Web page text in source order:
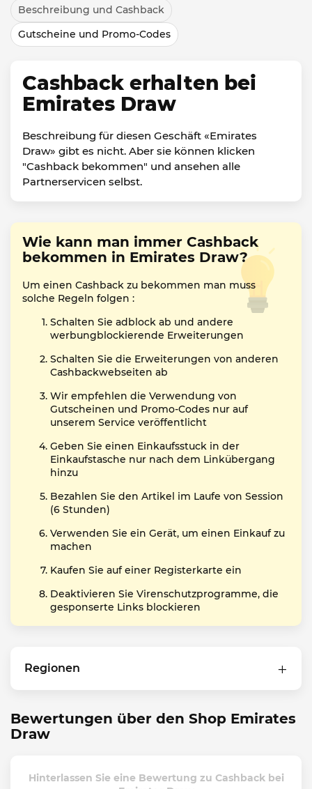
Beschreibung und Cashback
Gutscheine und Promo-Codes
Cashback erhalten bei
Emirates Draw
Beschreibung für diesen Geschäft «Emirates
Draw» gibt es nicht. Aber sie können klicken
"Cashback bekommen" und ansehen alle
Partnerservicen selbst.
Wie kann man immer Cashback
bekommen in Emirates Draw?
Um einen Cashback zu bekommen man muss
solche Regeln folgen :
Schalten Sie adblock ab und andere
werbungblockierende Erweiterungen
Schalten Sie die Erweiterungen von anderen
Cashbackwebseiten ab
Wir empfehlen die Verwendung von
Gutscheinen und Promo-Codes nur auf
unserem Service veröffentlicht
Geben Sie einen Einkaufsstuck in der
Einkaufstasche nur nach dem Linkübergang
hinzu
Bezahlen Sie den Artikel im Laufe von Session
(6 Stunden)
Verwenden Sie ein Gerät, um einen Einkauf zu
machen
Kaufen Sie auf einer Registerkarte ein
Deaktivieren Sie Virenschutzprogramme, die
gesponserte Links blockieren
Regionen
Bewertungen über den Shop Emirates
Draw
Hinterlassen Sie eine Bewertung zu Cashback bei